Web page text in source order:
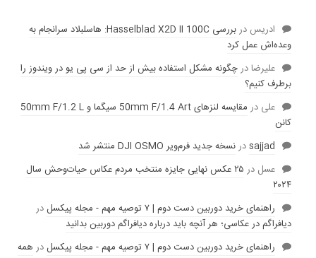
ادریس در
بررسی Hasselblad X2D II 100C: هاسلبلاد سرانجام به
وعده‌‌اش عمل کرد
عليرضادرچگونه مشکل استفاده بیش از حد از سی پی یو در ویندوز را
برطرف کنیم؟
علی در
مقایسه لنز‌های 50mm F/1.4 Art سیگما و 50mm F/1.2 L
کانن
sajjadدرنسخه جدید فرم‌ویر DJI OSMO منتشر شد
عسل در
۲۵ عکس نهایی جایزه منتخب مردم عکاس حیات‌وحش سال
۲۰۲۴
راهنمای خرید دوربین دست دوم | ۷ توصیه مهم - مجله پیکسل
در
دیافراگم در عکاسی؛ هر آنچه باید درباره دیافراگم دوربین بدانید
راهنمای خرید دوربین دست دوم | ۷ توصیه مهم - مجله پیکسل
در همه